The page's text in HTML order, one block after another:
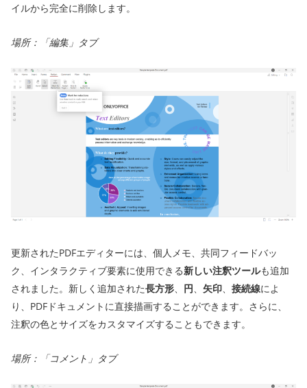
イルから完全に削除します。
場所：「編集」タブ
更新されたPDFエディターには、個人メモ、共同フィードバッ
ク、インタラクティブ要素に使用できる新しい注釈ツールも追加
されました。新しく追加された長方形、 円、 矢印、 接続線によ
り、PDFドキュメントに直接描画することができます。さらに、
注釈の色とサイズをカスタマイズすることもできます。
場所：「コメント」タブ